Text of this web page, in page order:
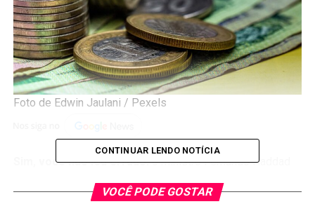
Foto de Edwin Jaulani / Pexels
Sim, você não leu errado:o ministro Fernando Haddad
consequentemente, pelo uso do Bolsa Família para jogos
CONTINUAR LENDO NOTÍCIA
VOCÊ PODE GOSTAR